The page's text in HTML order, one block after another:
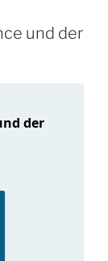
und der